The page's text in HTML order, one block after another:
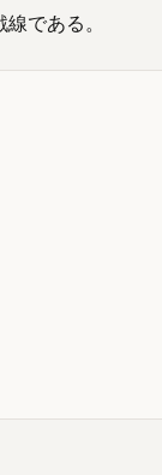
である。